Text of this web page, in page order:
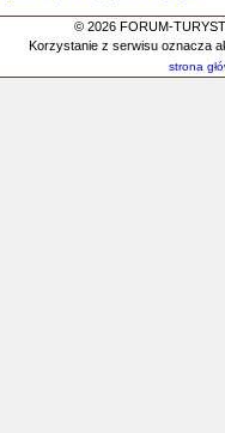
© 2026 FORUM-
Korzystanie z serwisu oznacza
strona